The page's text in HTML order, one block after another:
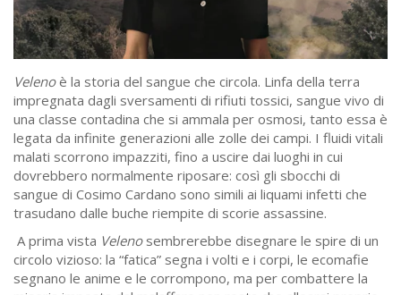
Velenoè la storia del sangue che circola. Linfa della terra
impregnata dagli sversamenti di rifiuti tossici, sangue vivo di
una classe contadina che si ammala per osmosi, tanto essa è
legata da infinite generazioni alle zolle dei campi. I fluidi vitali
malati scorrono impazziti, fino a uscire dai luoghi in cui
dovrebbero normalmente riposare: così gli sbocchi di
sangue di Cosimo Cardano sono simili ai liquami infetti che
trasudano dalle buche riempite di scorie assassine.
A prima vista Velenosembrerebbe disegnare le spire di un
circolo vizioso: la “fatica” segna i volti e i corpi, le ecomafie
segnano le anime e le corrompono, ma per combattere la